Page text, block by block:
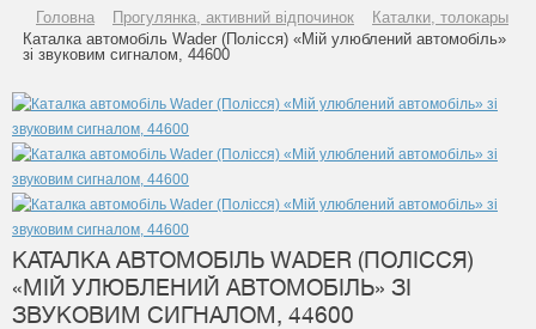
Головна Прогулянка, активний відпочинок
Каталки, толокары
Каталка автомобіль Wader (Полісся) «Мій улюблений автомобіль»
зі звуковим сигналом, 44600
КАТАЛКА АВТОМОБІЛЬ WADER (ПОЛІССЯ)
«МІЙ УЛЮБЛЕНИЙ АВТОМОБІЛЬ» ЗІ
ЗВУКОВИМ СИГНАЛОМ, 44600